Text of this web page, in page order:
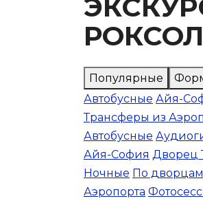
Популярные
Автобусные Айя-
Трансферы из
Автобусные
Айя-София Дворец
Ночные По
Аэропорта